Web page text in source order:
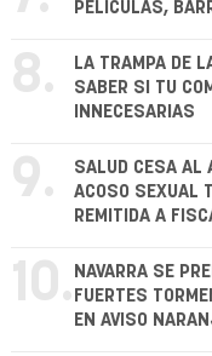
PELÍCULAS,
8.
LA TRAMPA DE
SABER SI TU
INNECESARIAS
9.
SALUD CESA AL
ACOSO SEXUAL
REMITIDA A
10. NAVARRA SE
FUERTES
EN AVISO